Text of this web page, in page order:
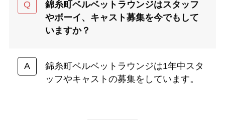
錦糸町ベルベットラウンジはスタッフ
やボーイ、キャスト募集を今でもして
いますか？
錦糸町ベルベットラウンジは1年中スタ
ッフやキャストの募集をしています。